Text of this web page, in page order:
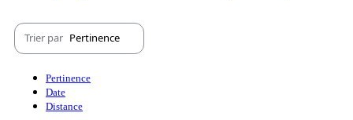
Trier par Pertinence
Pertinence
Date
Distance